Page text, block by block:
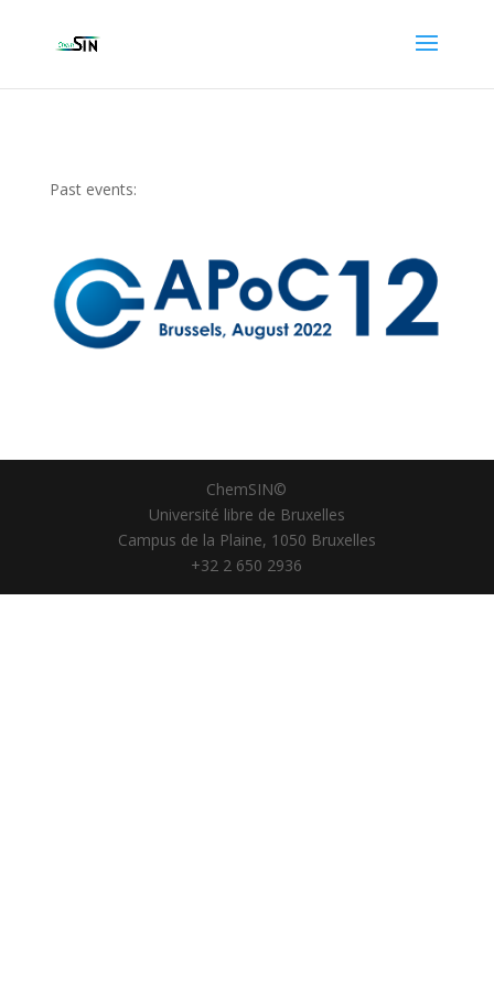
Past events:
ChemSIN©
Université libre de Bruxelles
Campus de la Plaine, 1050 Bruxelles
+32 2 650 2936